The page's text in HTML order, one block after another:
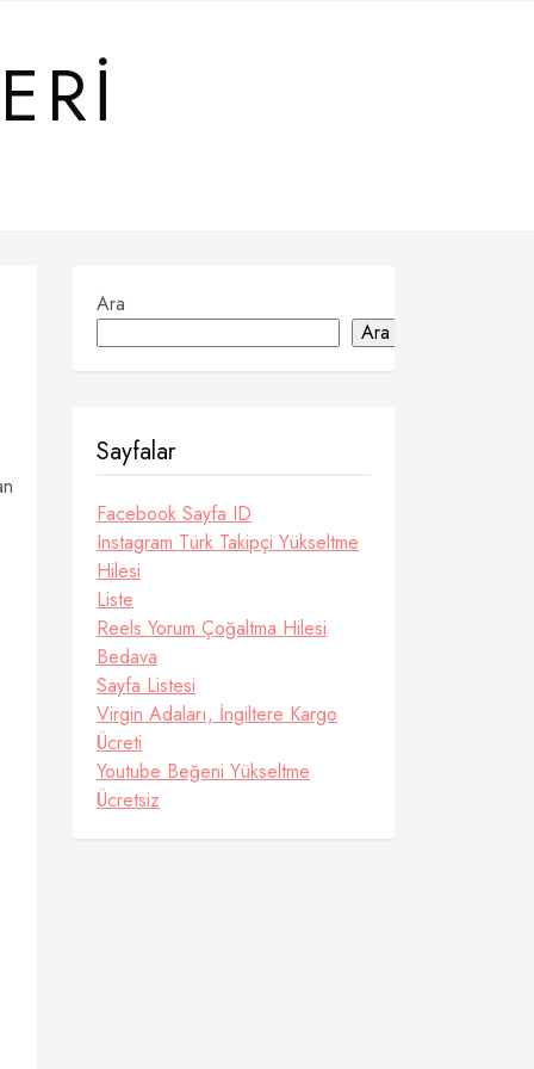
Ara
Ara
Sayfalar
Facebook Sayfa ID
Instagram Türk Takipçi Yükseltme
Hilesi
Liste
Reels Yorum Çoğaltma Hilesi
Bedava
Sayfa Listesi
Virgin Adaları, İngiltere Kargo
Ücreti
Youtube Beğeni Yükseltme
Ücretsiz